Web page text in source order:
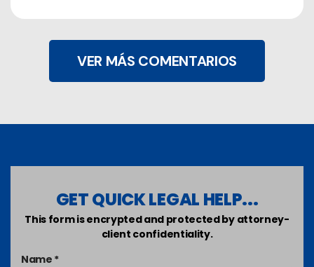
VER MÁS COMENTARIOS
GET QUICK LEGAL HELP...
This form is encrypted and protected by attorney-
client confidentiality.
Name *